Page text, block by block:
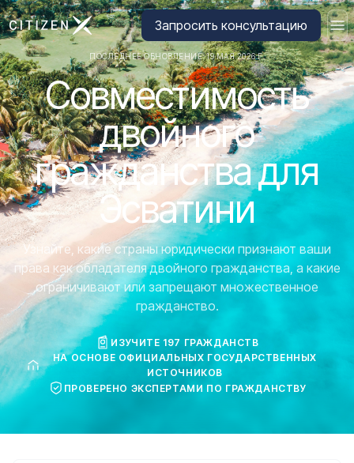
Перейти на главную страницу CitizenX
Запросить консультацию
ПОСЛЕДНЕЕ ОБНОВЛЕНИЕ: 19 МАЯ 2026 Г.
Совместимость
двойного
гражданства для
Эсватини
Узнайте, какие страны юридически признают ваши
права как обладателя двойного гражданства, а какие
ограничивают или запрещают множественное
гражданство.
ИЗУЧИТЕ 197 ГРАЖДАНСТВ
НА ОСНОВЕ ОФИЦИАЛЬНЫХ ГОСУДАРСТВЕННЫХ
ИСТОЧНИКОВ
ПРОВЕРЕНО ЭКСПЕРТАМИ ПО ГРАЖДАНСТВУ